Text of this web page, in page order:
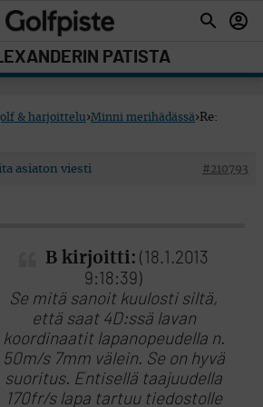
PATISTA
& harjoittelu›Minni merihädässä›Re:
#210793
asiaton viesti
B kirjoitti: (18.1.2013
9:18:39)
Se mitä sanoit kuulosti siltä,
että saat 4D:ssä lavan
koordinaatit lapanopeudella n.
50m/s 7mm välein. Se on hyvä
suoritus. Entisellä taajuudella
170fr/s lapa tartuu tiedostolle